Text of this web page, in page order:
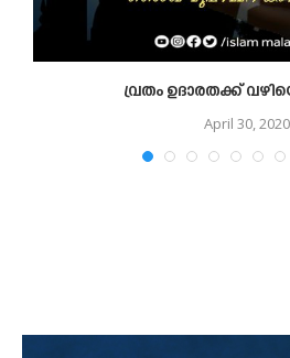
വ്രതം ഉദാരതക്ക്
April 30, 2020